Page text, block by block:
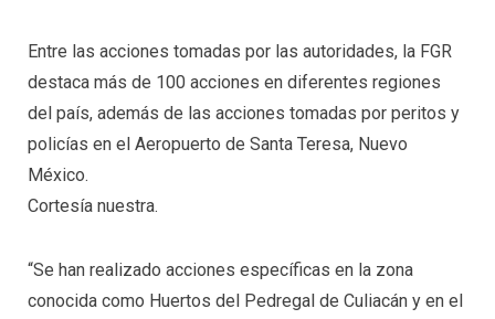
Entre las acciones tomadas por las autoridades, la FGR
destaca más de 100 acciones en diferentes regiones
del país, además de las acciones tomadas por peritos y
policías en el Aeropuerto de Santa Teresa, Nuevo
México.
Cortesía nuestra.
“Se han realizado acciones específicas en la zona
conocida como Huertos del Pedregal de Culiacán y en el